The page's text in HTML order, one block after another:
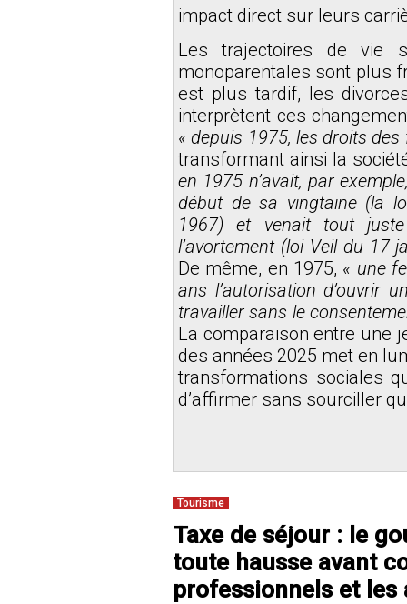
impact direct sur leurs
Les trajectoires de vie
monoparentales sont plus
est plus tardif, les
interprètent ces
« depuis 1975, les droits
transformant ainsi la
en 1975 n’avait, par
début de sa vingtaine (la
1967) et venait tout
l’avortement (loi Veil du 17
De même, en 1975, « une
ans l’autorisation d’ouvrir
travailler sans le
La comparaison entre une
des années 2025 met en
transformations sociales
d’affirmer sans sourciller
Tourisme
Taxe de séjour : le
toute hausse avant
professionnels et les